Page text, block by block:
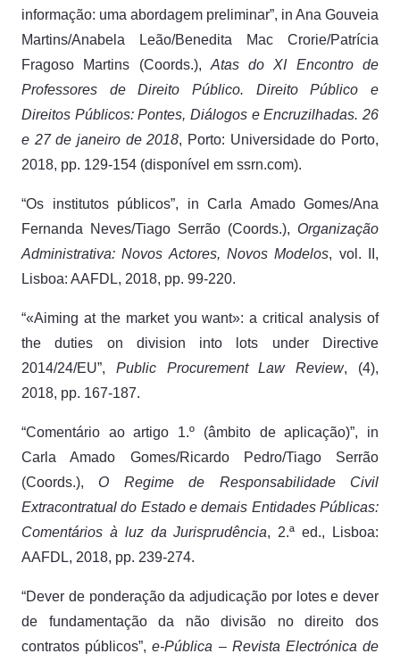
informação: uma abordagem preliminar”, in Ana Gouveia
Martins/Anabela Leão/Benedita Mac Crorie/Patrícia
Fragoso Martins (Coords.), Atas do XI Encontro de
Professores de Direito Público. Direito Público e
Direitos Públicos: Pontes, Diálogos e Encruzilhadas. 26
e 27 de janeiro de 2018, Porto: Universidade do Porto,
2018, pp. 129-154 (disponível em ssrn.com).
“Os institutos públicos”, in Carla Amado Gomes/Ana
Fernanda Neves/Tiago Serrão (Coords.), Organização
Administrativa: Novos Actores, Novos Modelos, vol. II,
Lisboa: AAFDL, 2018, pp. 99-220.
“«Aiming at the market you want»: a critical analysis of
the duties on division into lots under Directive
2014/24/EU”, Public Procurement Law Review, (4),
2018, pp. 167-187.
“Comentário ao artigo 1.º (âmbito de aplicação)”, in
Carla Amado Gomes/Ricardo Pedro/Tiago Serrão
(Coords.), O Regime de Responsabilidade Civil
Extracontratual do Estado e demais Entidades Públicas:
Comentários à luz da Jurisprudência, 2.ª ed., Lisboa:
AAFDL, 2018, pp. 239-274.
“Dever de ponderação da adjudicação por lotes e dever
de fundamentação da não divisão no direito dos
contratos públicos”,e-Pública – Revista Electrónica de